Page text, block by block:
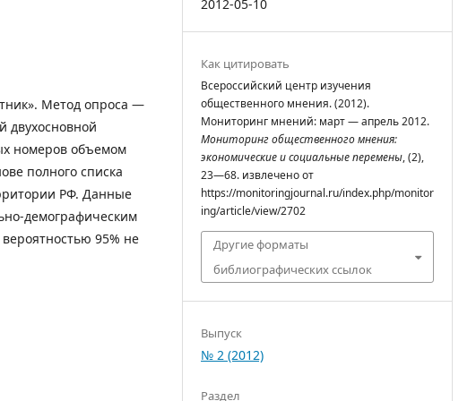
Метод опроса —
двухосновной
номеров объемом
полного списка
РФ. Данные
демографическим
95% не
2012-05-10
Как цитировать
Всероссийский центр изучения
общественного мнения. (2012).
Мониторинг мнений: март — апрель 2012.
Мониторинг общественного мнения:
экономические и социальные перемены, (2),
23—68. извлечено от
https://monitoringjournal.ru/index.php/monitor
ing/article/view/2702
Другие форматы
библиографических ссылок
Выпуск
№ 2 (2012)
Раздел